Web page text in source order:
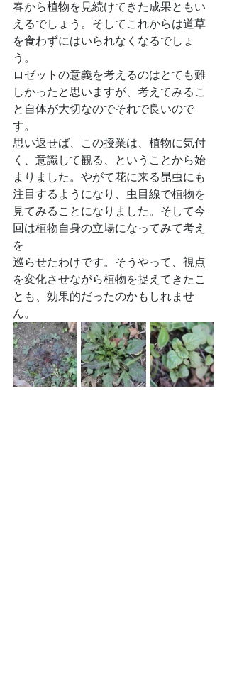
春から植物を見続けてきた成果ともい
えるでしょう。そしてこれからは道草
を食わずにはいられなくなるでしょ
う。
ロゼットの意義を考えるのはとても難
しかったと思いますが、考えてみるこ
と自体が大切なのでそれで良いので
す。
思い返せば、この授業は、植物に気付
く、意識して観る、ということから始
まりました。やがて花に来る昆虫にも
注目するようになり、虫目線で植物を
見てみることになりました。そして今
回は植物自身の立場になってみて考え
を
巡らせたわけです。そうやって、視点
を変化させながら植物を捉えてきたこ
とも、効果的だったのかもしれませ
ん。